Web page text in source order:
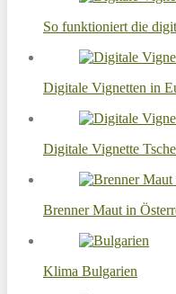
So funktioniert die
Digitale Vignetten in
Digitale Vignette
Brenner Maut in
Klima Bulgarien